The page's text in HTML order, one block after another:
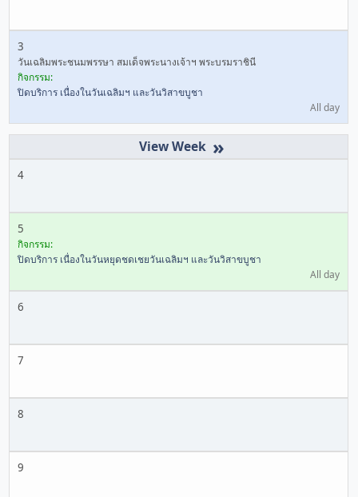
3
วันเฉลิมพระชนมพรรษา สมเด็จพระนางเจ้าฯ พระบรมราชินี
กิจกรรม:
ปิดบริการ เนื่องในวันเฉลิมฯ และวันวิสาขบูชา
All day
»
4
5
กิจกรรม:
ปิดบริการ เนื่องในวันหยุดชดเชยวันเฉลิมฯ และวันวิสาขบูชา
All day
6
7
8
9